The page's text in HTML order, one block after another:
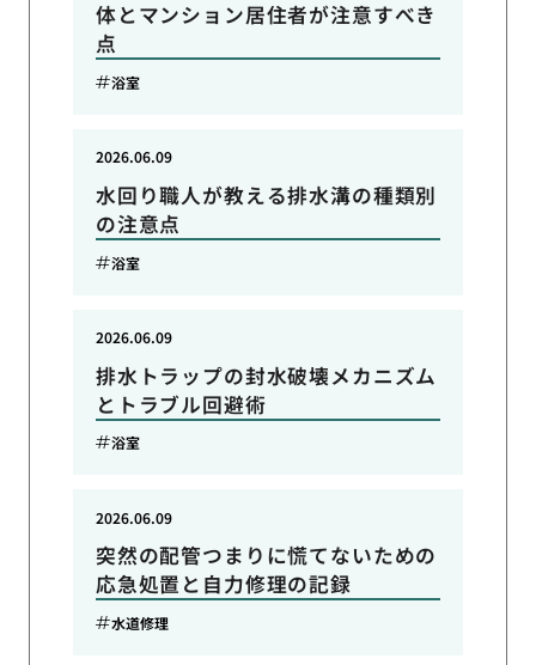
体とマンション居住者が注意すべき
点
浴室
水回り職人が教える排水溝の種類別
の注意点
2026.06.09
浴室
排水トラップの封水破壊メカニズム
とトラブル回避術
2026.06.09
浴室
突然の配管つまりに慌てないための
応急処置と自力修理の記録
2026.06.09
水道修理